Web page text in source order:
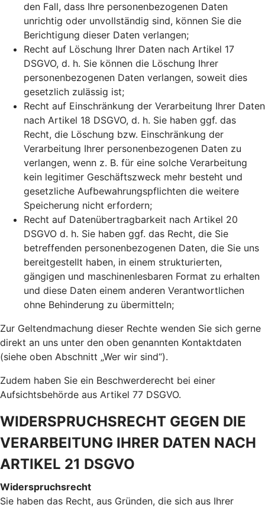
den Fall, dass Ihre personenbezogenen Daten
unrichtig oder unvollständig sind, können Sie die
Berichtigung dieser Daten verlangen;
Recht auf Löschung Ihrer Daten nach Artikel 17
DSGVO, d. h. Sie können die Löschung Ihrer
personenbezogenen Daten verlangen, soweit dies
gesetzlich zulässig ist;
Recht auf Einschränkung der Verarbeitung Ihrer Daten
nach Artikel 18 DSGVO, d. h. Sie haben ggf. das
Recht, die Löschung bzw. Einschränkung der
Verarbeitung Ihrer personenbezogenen Daten zu
verlangen, wenn z. B. für eine solche Verarbeitung
kein legitimer Geschäftszweck mehr besteht und
gesetzliche Aufbewahrungspflichten die weitere
Speicherung nicht erfordern;
Recht auf Datenübertragbarkeit nach Artikel 20
DSGVO d. h. Sie haben ggf. das Recht, die Sie
betreffenden personenbezogenen Daten, die Sie uns
bereitgestellt haben, in einem strukturierten,
gängigen und maschinenlesbaren Format zu erhalten
und diese Daten einem anderen Verantwortlichen
ohne Behinderung zu übermitteln;
Zur Geltendmachung dieser Rechte wenden Sie sich gerne
direkt an uns unter den oben genannten Kontaktdaten
(siehe oben Abschnitt „Wer wir sind“).
Zudem haben Sie ein Beschwerderecht bei einer
Aufsichtsbehörde aus Artikel 77 DSGVO.
WIDERSPRUCHSRECHT GEGEN DIE
VERARBEITUNG IHRER DATEN NACH
ARTIKEL 21 DSGVO
Widerspruchsrecht
Sie haben das Recht, aus Gründen, die sich aus Ihrer